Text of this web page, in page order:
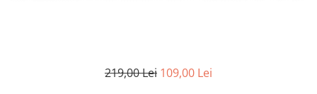
219,00 Lei 109,00 Lei